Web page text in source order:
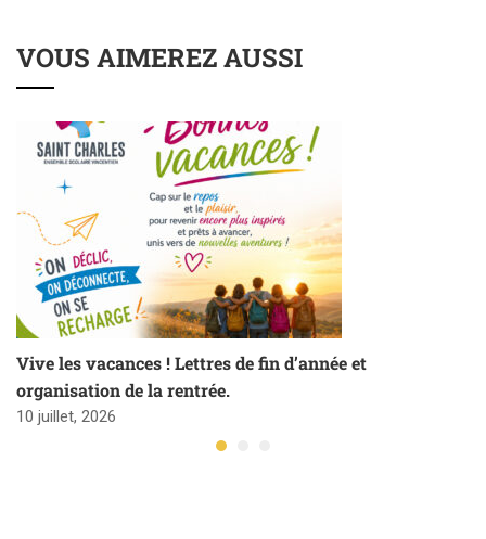
VOUS AIMEREZ AUSSI
Vive les vacances ! Lettres de fin d’année et
organisation de la rentrée.
10 juillet, 2026